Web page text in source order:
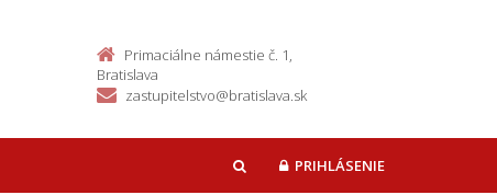
Primaciálne námestie č. 1,
Bratislava
zastupitelstvo@bratislava.sk
HĽADAŤPRIHLÁSENIE